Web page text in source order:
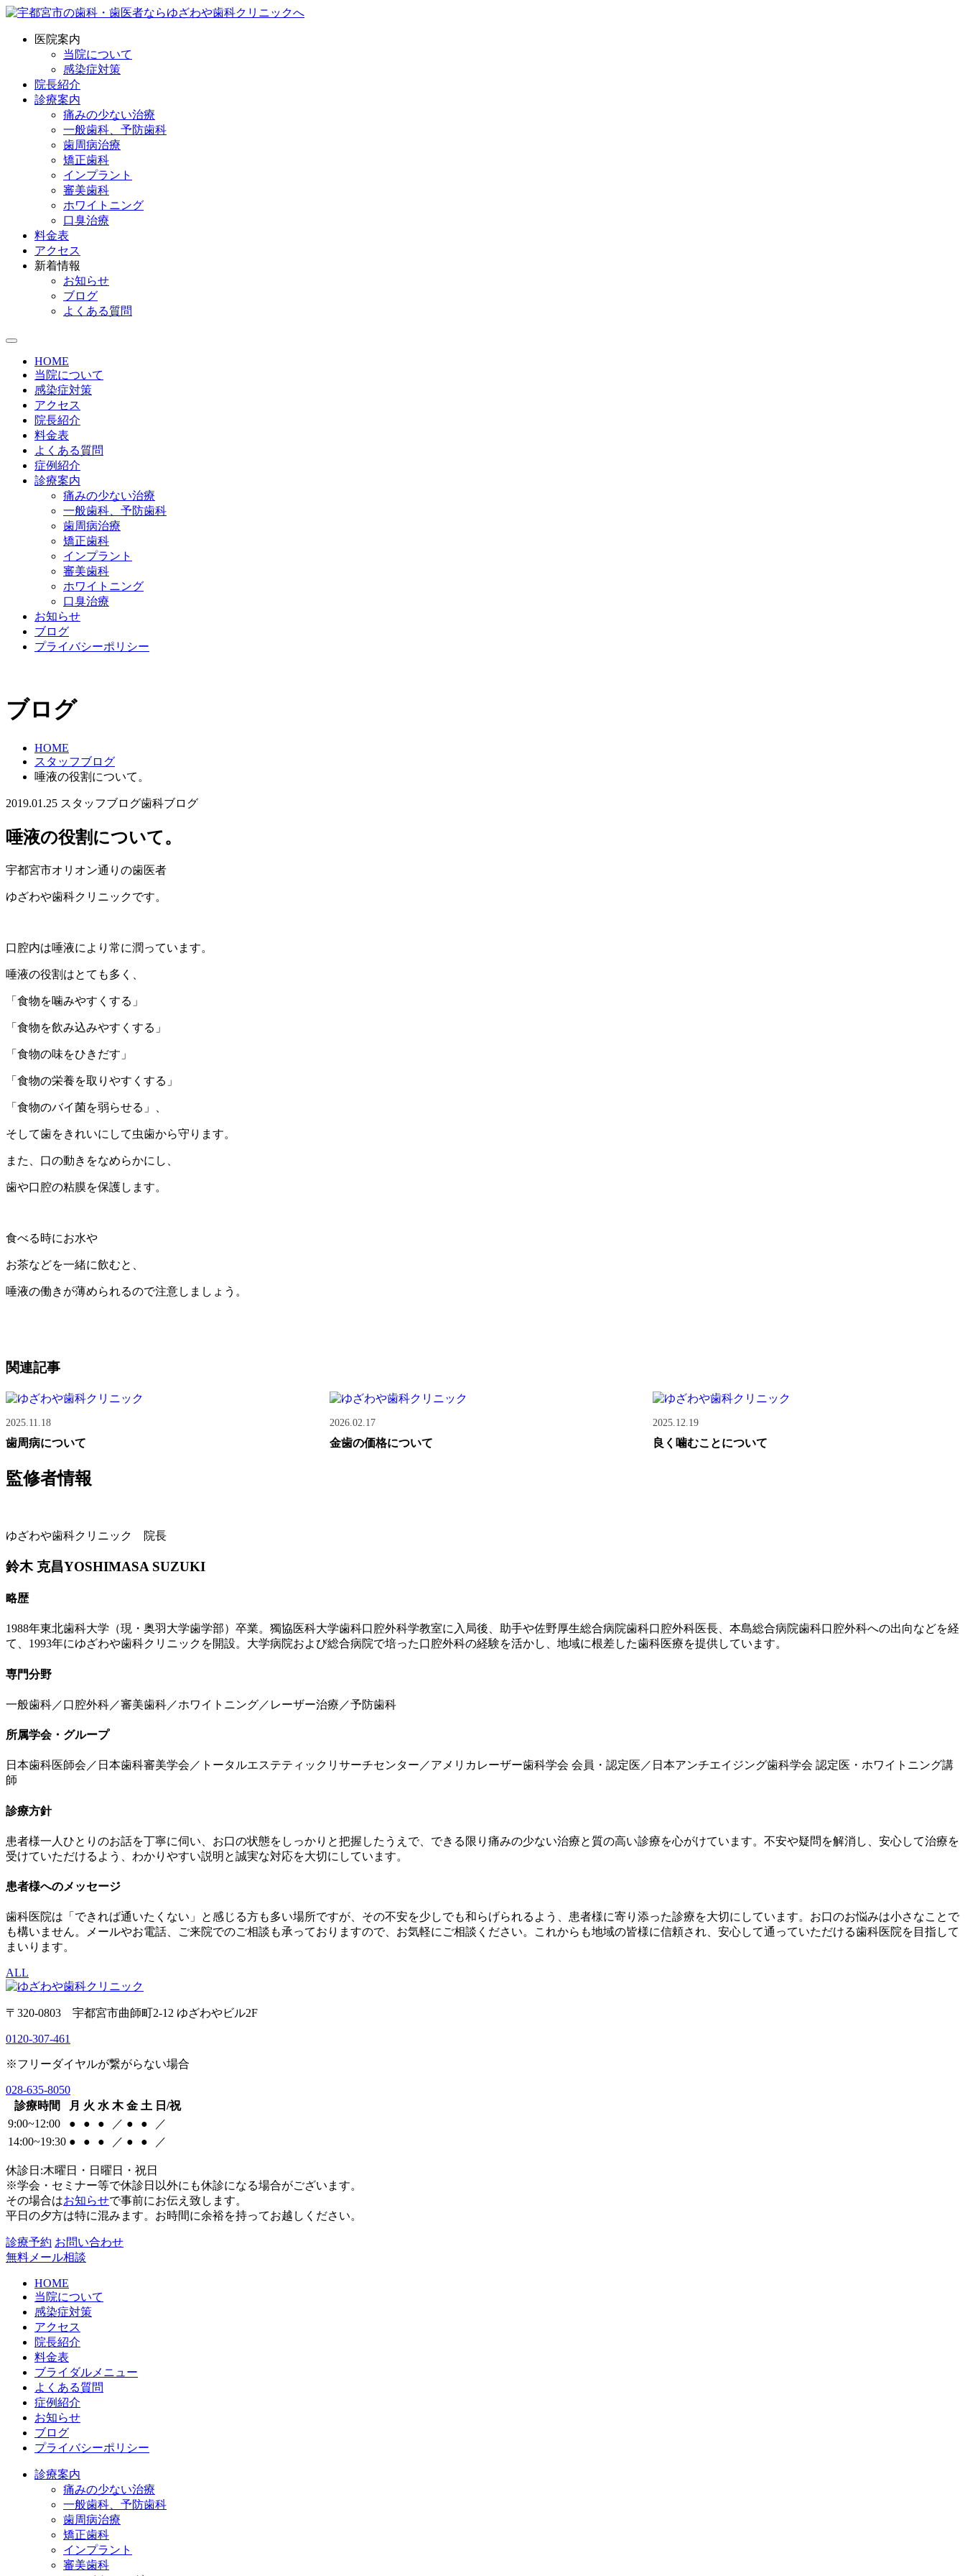
医院案内
当院について
感染症対策
院長紹介
診療案内
痛みの少ない治療
一般歯科、予防歯科
歯周病治療
矯正歯科
インプラント
審美歯科
ホワイトニング
口臭治療
料金表
アクセス
新着情報
お知らせ
ブログ
よくある質問
HOME
当院について
感染症対策
アクセス
院長紹介
料金表
よくある質問
症例紹介
診療案内
痛みの少ない治療
一般歯科、予防歯科
歯周病治療
矯正歯科
インプラント
審美歯科
ホワイトニング
口臭治療
お知らせ
ブログ
プライバシーポリシー
ブログ
HOME
スタッフブログ
唾液の役割について。
2019.01.25 スタッフブログ歯科ブログ
唾液の役割について。
宇都宮市オリオン通りの歯医者
ゆざわや歯科クリニックです。
口腔内は唾液により常に潤っています。
唾液の役割はとても多く、
「食物を噛みやすくする」
「食物を飲み込みやすくする」
「食物の味をひきだす」
「食物の栄養を取りやすくする」
「食物のバイ菌を弱らせる」、
そして歯をきれいにして虫歯から守ります。
また、口の動きをなめらかにし、
歯や口腔の粘膜を保護します。
食べる時にお水や
お茶などを一緒に飲むと、
唾液の働きが薄められるので注意しましょう。
関連記事
2025.11.18
歯周病について
2026.02.17
金歯の価格について
2025.12.19
良く噛むことについて
監修者情報
ゆざわや歯科クリニック 院長
鈴木 克昌YOSHIMASA SUZUKI
略歴
1988年東北歯科大学（現・奥羽大学歯学部）卒業。獨協医科大学歯科口腔外科学教室に入局後、助手や佐野厚生総合病院歯科口腔外科医長、本島総合病院歯科口腔外科への出向などを経
て、1993年にゆざわや歯科クリニックを開設。大学病院および総合病院で培った口腔外科の経験を活かし、地域に根差した歯科医療を提供しています。
専門分野
一般歯科／口腔外科／審美歯科／ホワイトニング／レーザー治療／予防歯科
所属学会・グループ
日本歯科医師会／日本歯科審美学会／トータルエステティックリサーチセンター／アメリカレーザー歯科学会 会員・認定医／日本アンチエイジング歯科学会 認定医・ホワイトニング講
師
診療方針
患者様一人ひとりのお話を丁寧に伺い、お口の状態をしっかりと把握したうえで、できる限り痛みの少ない治療と質の高い診療を心がけています。不安や疑問を解消し、安心して治療を
受けていただけるよう、わかりやすい説明と誠実な対応を大切にしています。
患者様へのメッセージ
歯科医院は「できれば通いたくない」と感じる方も多い場所ですが、その不安を少しでも和らげられるよう、患者様に寄り添った診療を大切にしています。お口のお悩みは小さなことで
も構いません。メールやお電話、ご来院でのご相談も承っておりますので、お気軽にご相談ください。これからも地域の皆様に信頼され、安心して通っていただける歯科医院を目指して
まいります。
ALL
〒320-0803 宇都宮市曲師町2-12 ゆざわやビル2F
0120-307-461
※フリーダイヤルが繋がらない場合
028-635-8050
診療時間
月 火 水 木 金 土 日/祝
9:00~12:00
● ● ● ／ ● ●
／
14:00~19:30 ● ● ● ／ ● ● ／
休診日:木曜日・日曜日・祝日
※学会・セミナー等で休診日以外にも休診になる場合がございます。
その場合はお知らせで事前にお伝え致します。
平日の夕方は特に混みます。お時間に余裕を持ってお越しください。
診療予約 お問い合わせ
無料メール相談
HOME
当院について
感染症対策
アクセス
院長紹介
料金表
ブライダルメニュー
よくある質問
症例紹介
お知らせ
ブログ
プライバシーポリシー
診療案内
痛みの少ない治療
一般歯科、予防歯科
歯周病治療
矯正歯科
インプラント
審美歯科